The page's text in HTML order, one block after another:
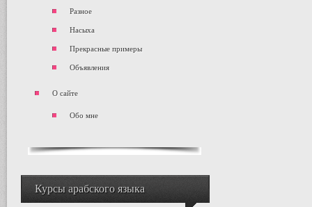
Разное
Насыха
Прекрасные примеры
Объявления
О сайте
Обо мне
Курсы арабского языка